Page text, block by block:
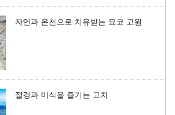
자연과 온천으로 치유받는 묘코 고원
절경과 미식을 즐기는 고치